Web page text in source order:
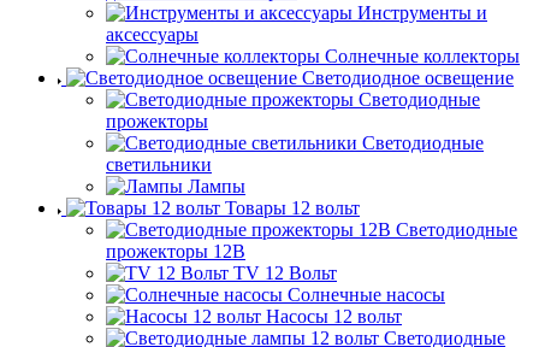
Инструменты и
аксессуары
Солнечные коллекторы
Светодиодное освещение
Светодиодные
прожекторы
Светодиодные
светильники
Лампы
Товары 12 вольт
Светодиодные
прожекторы 12В
TV 12 Вольт
Солнечные насосы
Насосы 12 вольт
Светодиодные